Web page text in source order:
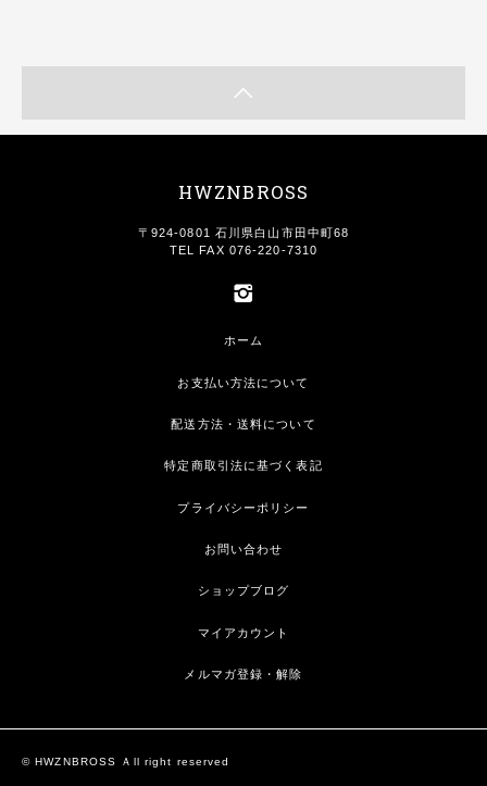
HWZNBROSS
〒924-0801 石川県白山市田中町68
TEL FAX 076-220-7310
ホーム
お支払い方法について
配送方法・送料について
特定商取引法に基づく表記
プライバシーポリシー
お問い合わせ
ショップブログ
マイアカウント
メルマガ登録・解除
© HWZNBROSS Ａll right reserved